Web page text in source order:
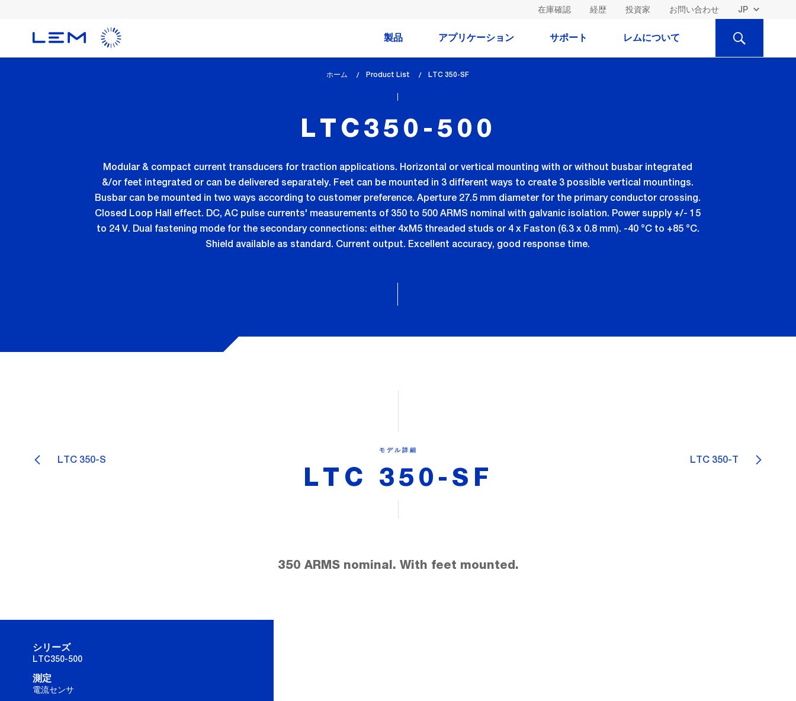
在庫確認 経歴 投資家 お問い合わせ
製品 アプリケーション サポート レムについて
検
ホーム Product List
lem_current_page
LTC 350-SF
LTC350-500
Modular & compact current transducers for traction applications. Horizontal or vertical mounting with or without busbar integrated
&/or feet integrated or can be delivered separately. Feet can be mounted in 3 different ways to create 3 possible vertical mountings.
Busbar can be mounted in two ways according to customer preference. Aperture 27.5 mm diameter for the primary conductor crossing.
Closed Loop Hall effect. DC, AC pulse currents' measurements of 350 to 500 ARMS nominal with galvanic isolation. Power supply +/- 15
to 24 V. Dual fastening mode for the secondary connections: either 4xM5 threaded studs or 4 x Faston (6.3 x 0.8 mm). -40 °C to +85 °C.
Shield available as standard. Current output. Excellent accuracy, good response time.
LTC 350-S LTC 350-T
モデル詳細
LTC 350-SF
350 ARMS nominal. With feet mounted.
シリーズ
LTC350-500
測定
電流センサ